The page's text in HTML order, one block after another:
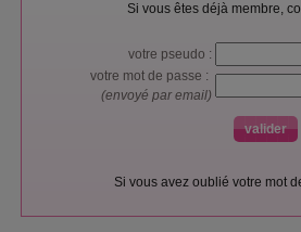
Si vous êtes déjà membre,
votre pseudo :
votre mot de passe :
(envoyé par email)
Si vous avez oublié votre mot